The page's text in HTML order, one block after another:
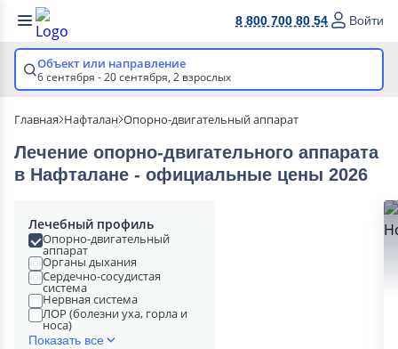
8 800 700 80 54 Войти
Объект или направление
6 сентября - 20 сентября, 2 взрослых
Главная Нафталан Опорно-двигательный аппарат
Лечение опорно-двигательного аппарата
в Нафталане - официальные цены 2026
Лечебный профиль
Опорно-двигательный
аппарат
Органы дыхания
Сердечно-сосудистая
система
Нервная система
ЛОР (болезни уха, горла и
носа)
Показать все